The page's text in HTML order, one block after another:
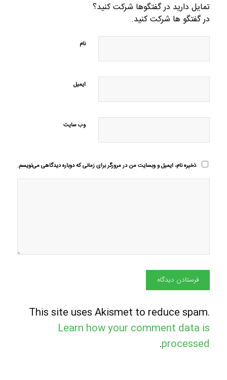
تمایل دارید در گفتگوها شرکت کنید؟
در گفتگو ها شرکت کنید.
نام
ایمیل
وب‌ سایت
ذخیره نام، ایمیل و وبسایت من در مرورگر برای زمانی که دوباره دیدگاهی می‌نویسم.
This site uses Akismet to reduce spam.
Learn how your comment data is
processed
.